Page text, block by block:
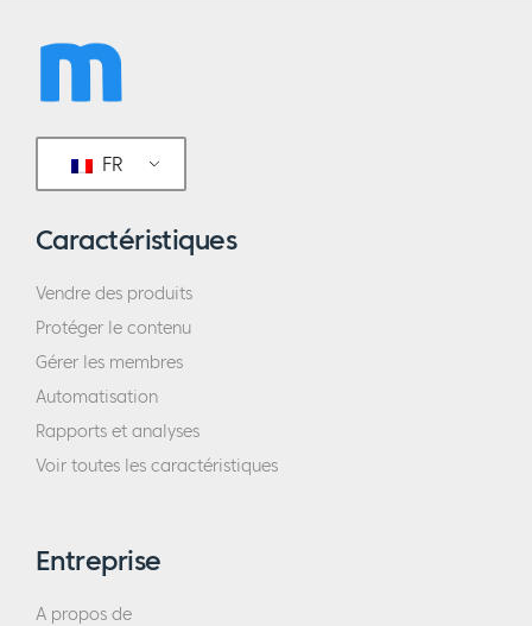
FR
Caractéristiques
Vendre des produits
Protéger le contenu
Gérer les membres
Automatisation
Rapports et analyses
Voir toutes les caractéristiques
Entreprise
A propos de